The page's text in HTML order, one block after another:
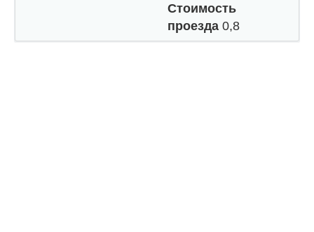
Стоимость
проезда 0,8